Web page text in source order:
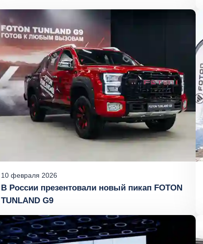
коробкой передач
10 февраля 2026
В России презентовали новый пикап FOTON
TUNLAND G9